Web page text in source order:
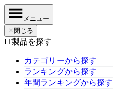
メニュー
✕ 閉じる
IT製品を探す
カテゴリーから探す
ランキングから探す
年間ランキングから探す